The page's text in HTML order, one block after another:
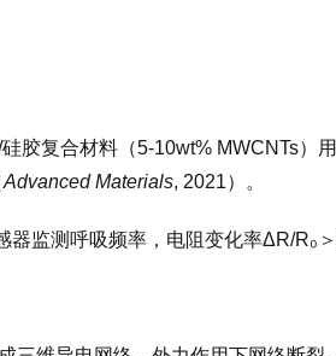
胶复合材料（5-10wt% MWCNTs）
Advanced Materials, 2021）。
器监测呼吸频率，电阻变化率ΔR/R₀